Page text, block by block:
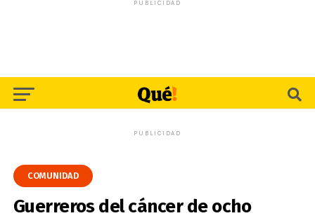
PUBLICIDAD
PUBLICIDAD
COMUNIDAD
Guerreros del cáncer de ocho